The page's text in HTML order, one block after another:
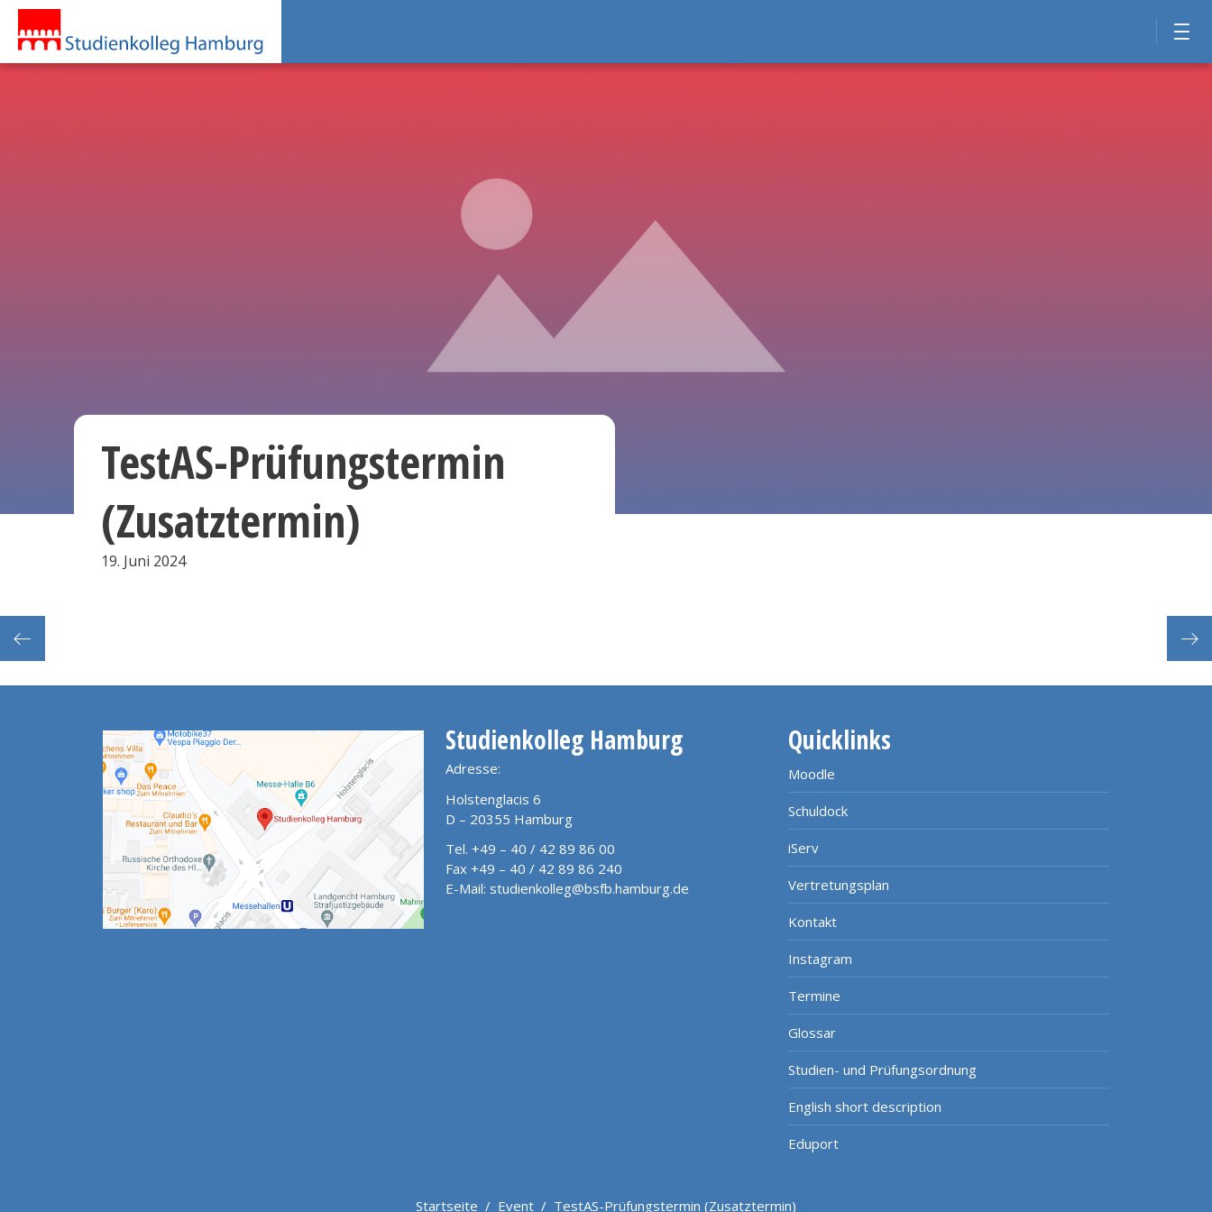
TestAS-Prüfungstermin
(Zusatztermin)
19. Juni 2024
Studienkolleg Hamburg
Adresse:
Holstenglacis 6
D – 20355 Hamburg
Tel. +49 – 40 / 42 89 86 00
Fax +49 – 40 / 42 89 86 240
E-Mail: studienkolleg@bsfb.hamburg.de
Quicklinks
Moodle
Schuldock
iServ
Vertretungsplan
Kontakt
Instagram
Termine
Glossar
Studien- und Prüfungsordnung
English short description
Eduport
Startseite / Event / TestAS-Prüfungstermin (Zusatztermin)